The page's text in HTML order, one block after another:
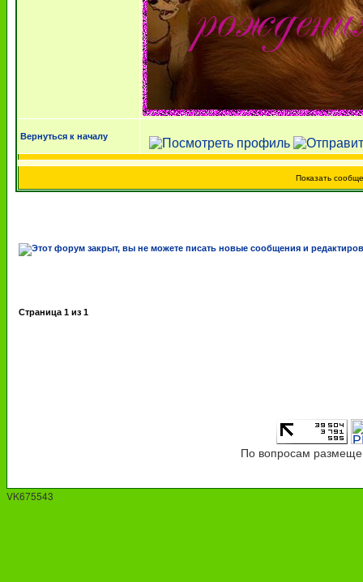
Вернуться к началу
Показать
Страница 1 из 1
По вопросам
VK675543